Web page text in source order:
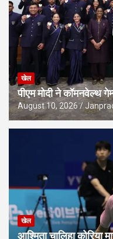
खेल
पीएम मोदी ने कॉमनवेल्थ
August 10, 2026
खेल
आश्मिता चालिहा कोरिया